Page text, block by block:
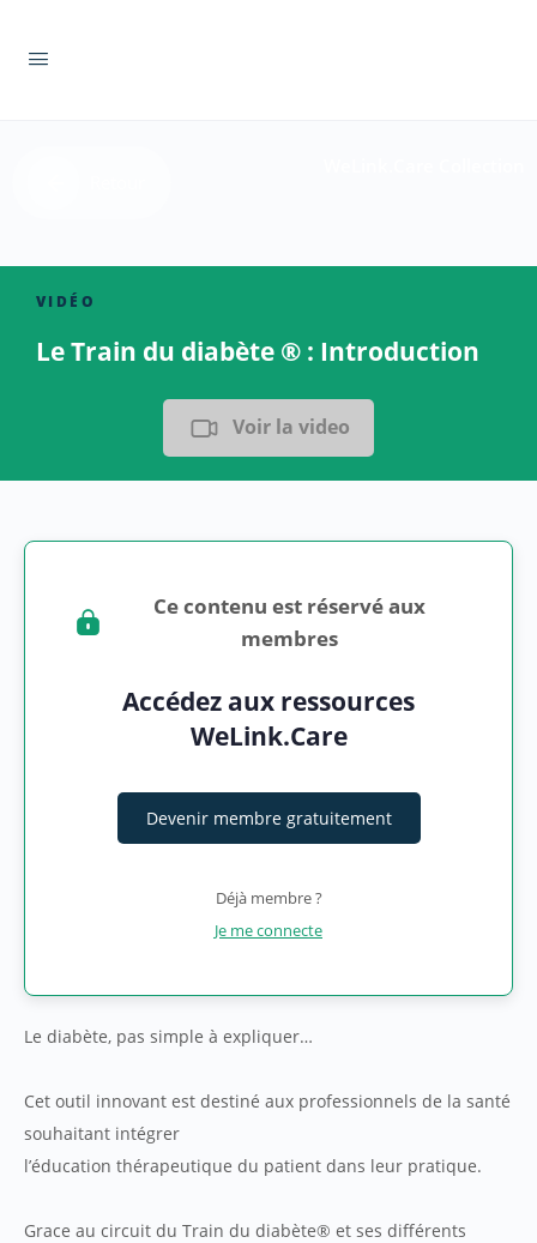
VIDÉO
Le Train du diabète ® : Introduction
Voir la video
Ce contenu est réservé aux
membres
Accédez aux ressources
WeLink.Care
Devenir membre gratuitement
Déjà membre ?
Je me connecte
Le diabète, pas simple à expliquer…
Cet outil innovant est destiné aux professionnels de la santé
souhaitant intégrer
​l’éducation thérapeutique du patient dans leur pratique.
​Grace au circuit du Train du diabète® et ses différents